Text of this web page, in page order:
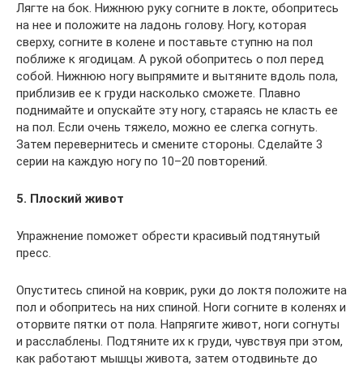
Лягте на бок. Нижнюю руку согните в локте, обопритесь
на нее и положите на ладонь голову. Ногу, которая
сверху, согните в колене и поставьте ступню на пол
поближе к ягодицам. А рукой обопритесь о пол перед
собой. Нижнюю ногу выпрямите и вытяните вдоль пола,
приблизив ее к груди насколько сможете. Плавно
поднимайте и опускайте эту ногу, стараясь не класть ее
на пол. Если очень тяжело, можно ее слегка согнуть.
Затем перевернитесь и смените стороны. Сделайте 3
серии на каждую ногу по 10–20 повторений.
5. Плоский живот
Упражнение поможет обрести красивый подтянутый
пресс.
Опуститесь спиной на коврик, руки до локтя положите на
пол и обопритесь на них спиной. Ноги согните в коленях и
оторвите пятки от пола. Напрягите живот, ноги согнуты
и расслаблены. Подтяните их к груди, чувствуя при этом,
как работают мышцы живота, затем отодвиньте до